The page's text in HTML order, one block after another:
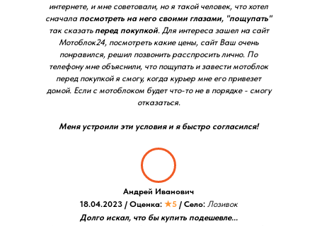
интернете, и мне советовали, но я такой человек, что хотел
сначала посмотреть на него своими глазами, "пощупать"
так сказатьперед покупкой. Для интереса зашел на сайт
Мотоблок24, посмотреть какие цены, сайт Ваш очень
понравился, решил позвонить расспросить лично. По
телефону мне объяснили, что пощупать и завести мотоблок
перед покупкой я смогу, когда курьер мне его привезет
домой. Если с мотоблоком будет что-то не в порядке - смогу
отказаться.
Меня устроили эти условия и я быстро согласился!
Долго искал, что бы купить подешевле...
Андрей Иванович
18.04.2023 / Оценка: ★5 / Село: Лозивок